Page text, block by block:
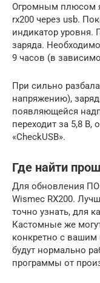
Огромным плюсом
rx200 через usb.
индикатор уровня.
заряда.
9 часов (в
При сильно
напряжению),
появляющейся
переходит за 5,8 В,
«CheckUSB».
Где найти
Для обновления
Wismec RX200.
точно узнать, для
Кастомные же
конкретно с вашим
будут нормально
программы от